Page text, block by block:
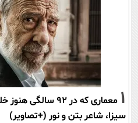
1
معماری که در 92
سیزا، شاعر بتن و نور (+تصاویر)